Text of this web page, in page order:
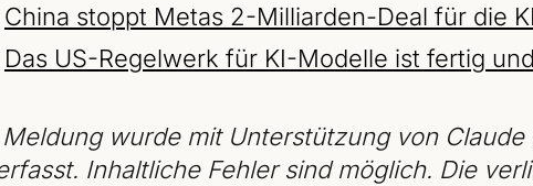
China stoppt Metas 2-Milliarden-Deal für die
Das US-Regelwerk für KI-Modelle ist fertig
wurde mit Unterstützung von
Inhaltliche Fehler sind möglich. Die